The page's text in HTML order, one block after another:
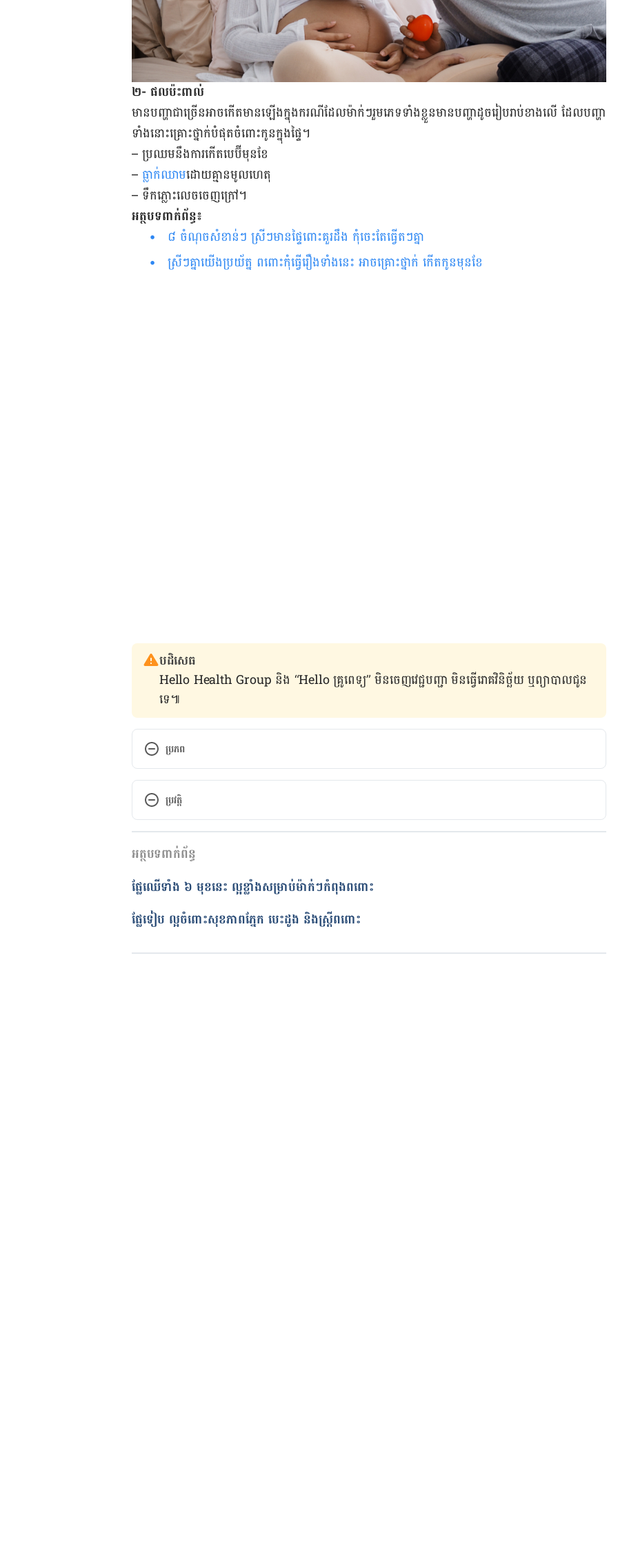
២- ផលប៉ះពាល់
មាន​បញ្ហា​ជាច្រើន​អាច​កើត​មាន​ឡើង​ក្នុង​ករណី​ដែល​ម៉ាក់ៗ​រួមភេទ​ទាំង​ខ្លួន​មាន​បញ្ហា​ដូច​រៀបរាប់​ខាងលើ ដែល​បញ្ហា​
ទាំង​នោះ​គ្រោះថ្នាក់​បំផុត​ចំពោះ​កូន​ក្នុង​ផ្ទៃ។
– ប្រឈម​នឹង​ការ​កើត​បេប៊ី​មុន​ខែ
– ធ្លាក់​ឈាម​ដោយ​គ្មាន​មូលហេតុ
– ទឹក​ភ្លោះ​លេច​ចេញ​ក្រៅ។
អត្ថបទពាក់ព័ន្ធ៖
៨ ចំណុចសំខាន់ៗ ស្រីៗមានផ្ទៃពោះ​គួរដឹង កុំ​ចេះ​តែ​ធ្វើ​តៗ​គ្នា
ស្រីៗ​គ្នា​យើង​ប្រយ័ត្ន ព​ពោះកុំ​ធ្វើ​រឿង​ទាំង​នេះ អាច​គ្រោះថ្នាក់ កើតកូន​មុន​ខែ
បដិសេធ
Hello Health Group និង “Hello គ្រូពេទ្យ” មិន​ចេញ​វេជ្ជបញ្ជា មិន​ធ្វើ​រោគវិនិច្ឆ័យ ឬ​ព្យាបាល​ជូន​
ទេ៕
ប្រភព
Sex in pregnancy
https://www.nhs.uk/pregnancy/keeping-well/sex/
Sex During Pregnancy: What Every Pregnant Person Should Know
https://www.parents.com/pregnancy/my-life/sex-relationship/pregnancy-sex-guide/
Is sex safe during pregnancy?
pregnancy.aspx
ប្រវត្តិ
កំណែ​ប្រែបច្ចុប្បន្ន
27/09/2021
អត្ថបទ​ដោយ
ដេត ធន្នី
ត្រួតពិនិត្យដោយ វេជ្ជ. ចាន់ ស៊ីណេត
បច្ចុប្បន្នភាពដោយ៖ នូ សោភ័ណ្ឌ
អត្ថបទពាក់ព័ន្ធ
ផ្លែ​ឈើ​ទាំង ​៦​ មុខ​នេះ ល្អ​ខ្លាំងសម្រាប់​ម៉ាក់ៗ​កំពុង​​ពពោះ
​​ផ្លែ​ទៀប​ ល្អ​ចំពោះ​សុខភាពភ្នែក បេះដូង និង​ស្រ្តីពពោះ